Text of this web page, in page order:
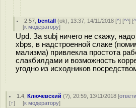
2.57 ,bentall (ok), 13:37, 14/11/2018 [^] [^^] [
[к модератору]
Upd. За subj ничего не скажу,
xbps, в надстроенной слаке
мализма) привлекла простота
слакбилдами и возможность
угодно из исходников
1.4 ,Ключевский (?), 20:59, 13/11/2018 [
[↑] [к модератору]